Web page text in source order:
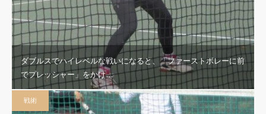
ダブルスでハイレベルな戦いになると、「ファーストボレーに前
でプレッシャー」をかけ…
戦術